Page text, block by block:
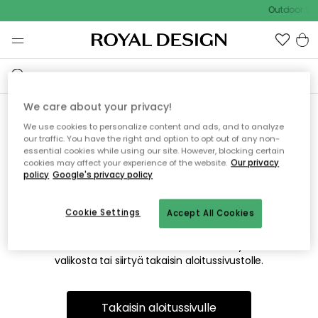
Outdoor
Emme valitettavasti löydä
etsimääsi sivua
Tämä voi johtua siitä, että sivua ei enää ole tai siitä, että se
on siirretty muualle. Pahoittelemme tästä mahdollisesti
valikosta tai siirtyä takaisin aloitussivustolle.
Takaisin aloitussivulle
We care about your privacy!
We use cookies to personalize content and ads, and to analyze
our traffic. You have the right and option to opt out of any non-
essential cookies while using our site. However, blocking certain
cookies may affect your experience of the website. Our privacy
policy Google's privacy policy
Accept All Cookies
Cookie Settings